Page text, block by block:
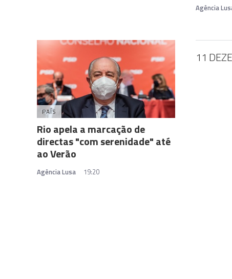
Agência
PAÍS
Rio apela a marcação de
directas "com serenidade" até
ao Verão
Agência Lusa 19:20
11